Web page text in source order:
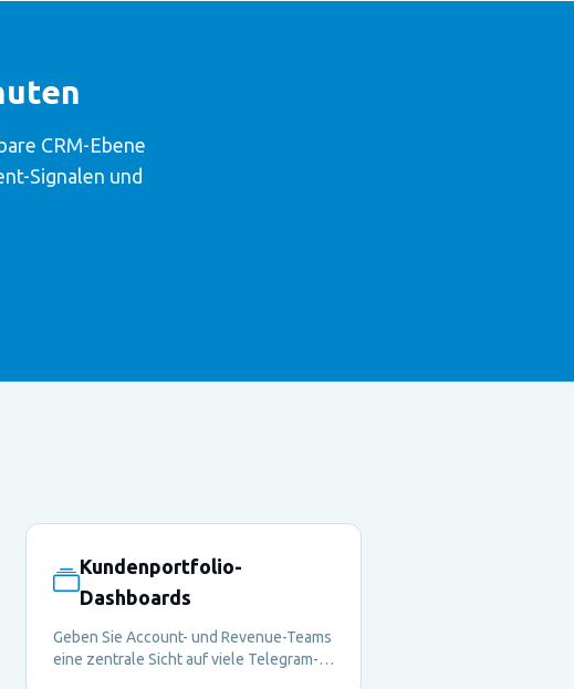
CRM-Ebene
Signalen und
Kundenportfolio-
Dashboards
Geben Sie Account- und Revenue-Teams
eine zentrale Sicht auf viele Telegram-